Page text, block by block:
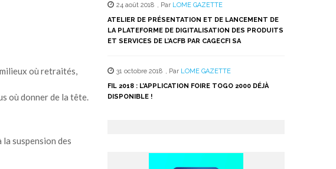
où retraités,
où donner de la tête.
suspension des
24 août 2018 , Par LOME GAZETTE
ATELIER DE PRÉSENTATION ET DE LANCEMENT DE
LA PLATEFORME DE DIGITALISATION DES PRODUITS
ET SERVICES DE L’ACFB PAR CAGECFI SA
31 octobre 2018 , Par LOME GAZETTE
FIL 2018 : L’APPLICATION FOIRE TOGO 2000 DÉJÀ
DISPONIBLE !